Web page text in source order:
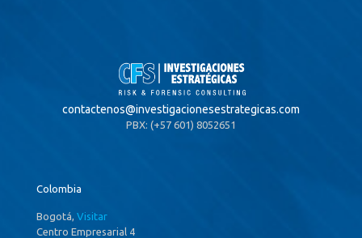
contactenos@investigacionesestrategicas.com
PBX: (+57 601) 8052651
Colombia
Bogotá, Visitar
Centro Empresarial 4